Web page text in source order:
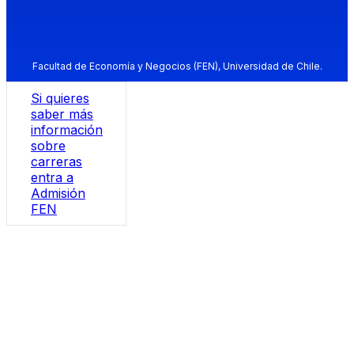
Facultad de Economía y Negocios (FEN), Universidad de Chile.
Si quieres
saber más
información
sobre
carreras
entra a
Admisión
FEN